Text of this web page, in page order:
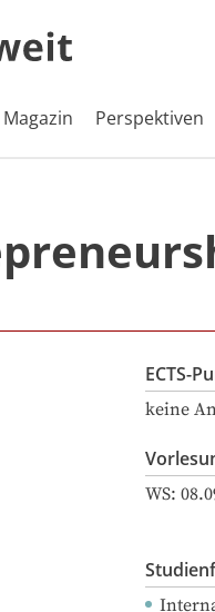
Magazin Perspektiven
ECTS-
keine
WS: